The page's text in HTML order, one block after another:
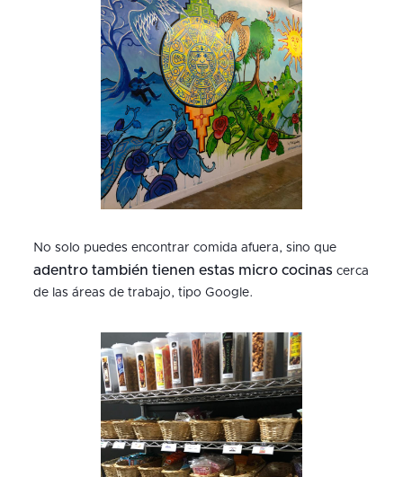
No solo puedes encontrar comida afuera, sino que
adentro también tienen estas micro cocinas cerca
de las áreas de trabajo, tipo Google.